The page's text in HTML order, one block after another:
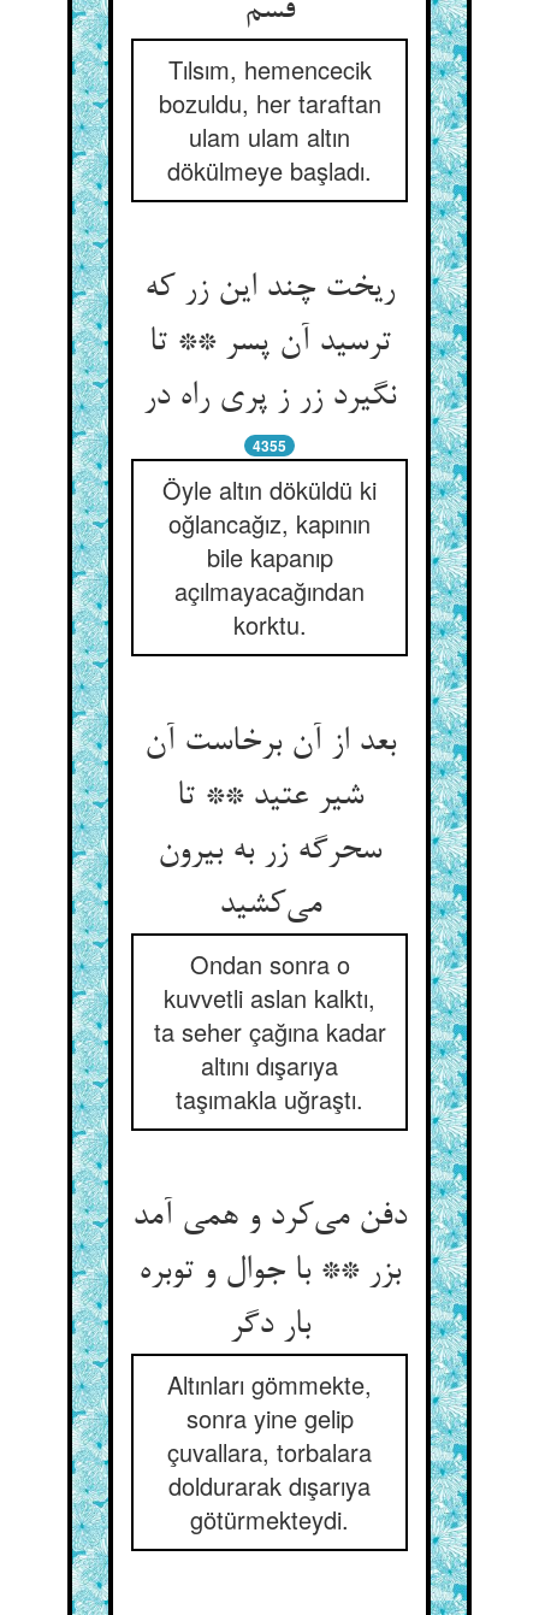
قسم
Tılsım, hemencecik
bozuldu, her taraftan
ulam ulam altın
dökülmeye başladı.
ریخت چند این زر که
ترسید آن پسر ** تا
نگیرد زر ز پری راه در
4355
Öyle altın döküldü ki
oğlancağız, kapının
bile kapanıp
açılmayacağından
korktu.
بعد از آن برخاست آن
شیر عتید ** تا
سحرگه زر به بیرون
می‌کشید
Ondan sonra o
kuvvetli aslan kalktı,
ta seher çağına kadar
altını dışarıya
taşımakla uğraştı.
دفن می‌کرد و همی آمد
بزر ** با جوال و توبره
بار دگر
Altınları gömmekte,
sonra yine gelip
çuvallara, torbalara
doldurarak dışarıya
götürmekteydi.